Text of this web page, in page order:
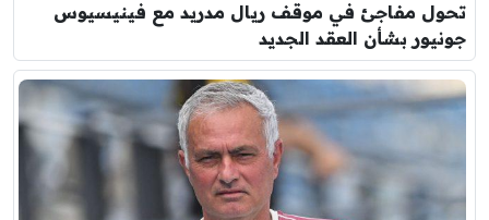
تحول مفاجئ في موقف ريال مدريد مع فينيسيوس
جونيور بشأن العقد الجديد